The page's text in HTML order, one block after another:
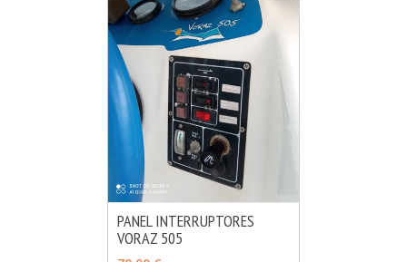
AÑADIR
PANEL INTERRUPTORES
VORAZ 505